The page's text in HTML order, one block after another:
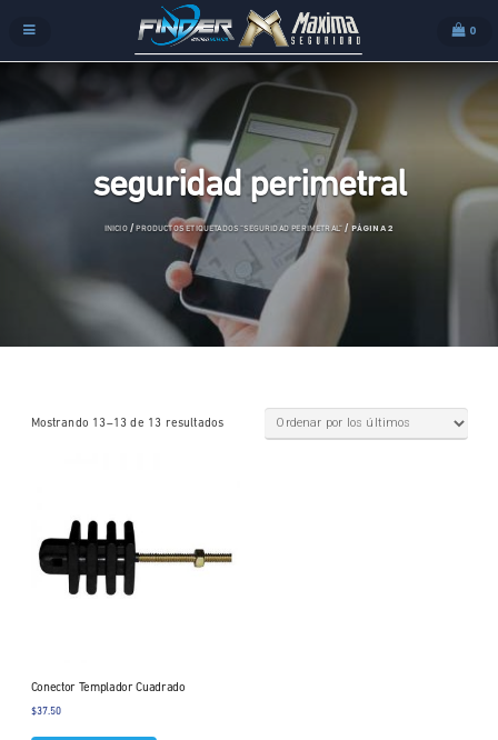
0
seguridad perimetral
INICIO/PRODUCTOS ETIQUETADOS “SEGURIDAD PERIMETRAL” / PÁGINA 2
Mostrando 13–13 de 13 resultados
Conector Templador Cuadrado
$37.50